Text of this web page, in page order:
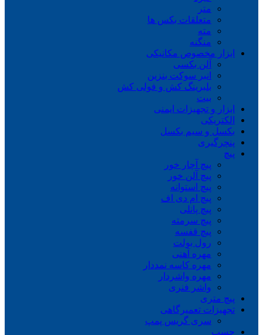
متر
متعلقات بکس ها
مته
منگنه
ابزار مخصوص مکانیکی
آلن بکسی
انبر سوکت بنزین
بلبرینگ کش و فولی کش
بیت
ابزار و تجهیزات ایمنی
الکتریکی
بکسل و سیم بکسل
پنچرگیری
پیچ
پیچ آچار خور
پیچ آلن خور
پیچ استوانه
پیچ ام دی اف
پیچ پانلی
پیچ سرمته
پیچ قفسه
رول بولت
مهره آهنی
مهره کاسه نمددار
مهره واشردار
واشر فنری
پیچ متری
تجهیزات تعمیرگاهی
سری گریس پمپ
چسب